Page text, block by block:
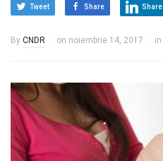
Tweet Share Share
By CNDR on noiembrie 14, 2017 in